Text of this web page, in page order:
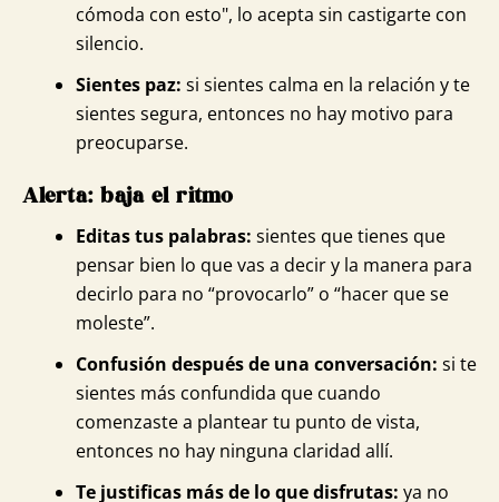
cómoda con esto", lo acepta sin castigarte con
silencio.
Sientes paz: si sientes calma en la relación y te
sientes segura, entonces no hay motivo para
preocuparse.
Alerta: baja el ritmo
Editas tus palabras: sientes que tienes que
pensar bien lo que vas a decir y la manera para
decirlo para no “provocarlo” o “hacer que se
moleste”.
Confusión después de una conversación: si te
sientes más confundida que cuando
comenzaste a plantear tu punto de vista,
entonces no hay ninguna claridad allí.
Te justificas más de lo que disfrutas: ya no